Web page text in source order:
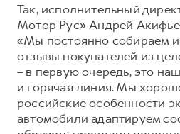
Так, исполнительный
Мотор Рус» Андрей
«Мы постоянно собираем
отзывы покупателей из
– в первую очередь, это
и горячая линия. Мы
российские особенности
автомобили адаптируем